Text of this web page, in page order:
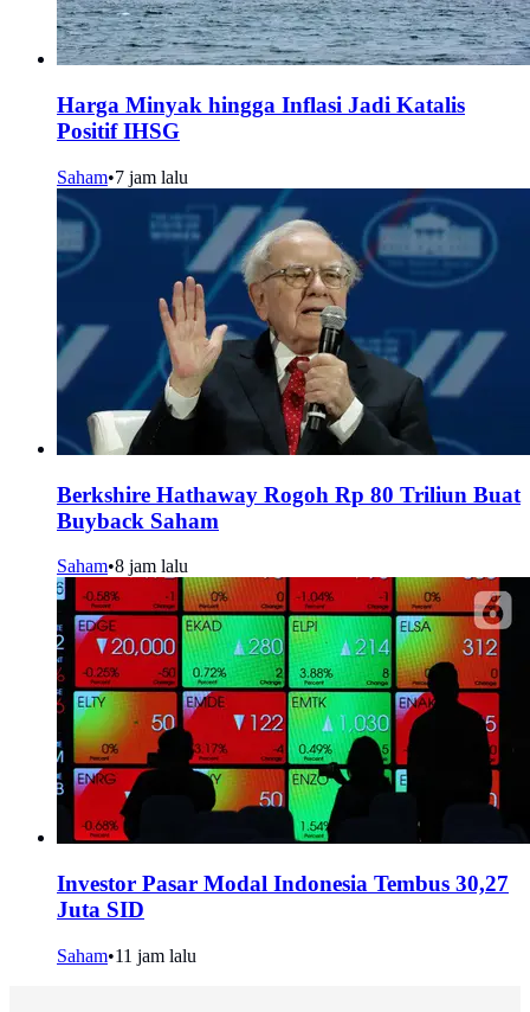
Harga Minyak hingga Inflasi Jadi Katalis
Positif IHSG
Saham•7 jam lalu
Berkshire Hathaway Rogoh Rp 80 Triliun Buat
Buyback Saham
Saham•8 jam lalu
Investor Pasar Modal Indonesia Tembus 30,27
Juta SID
Saham•11 jam lalu